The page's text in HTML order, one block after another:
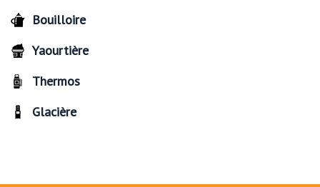
Bouilloire
Yaourtière
Thermos
Glacière